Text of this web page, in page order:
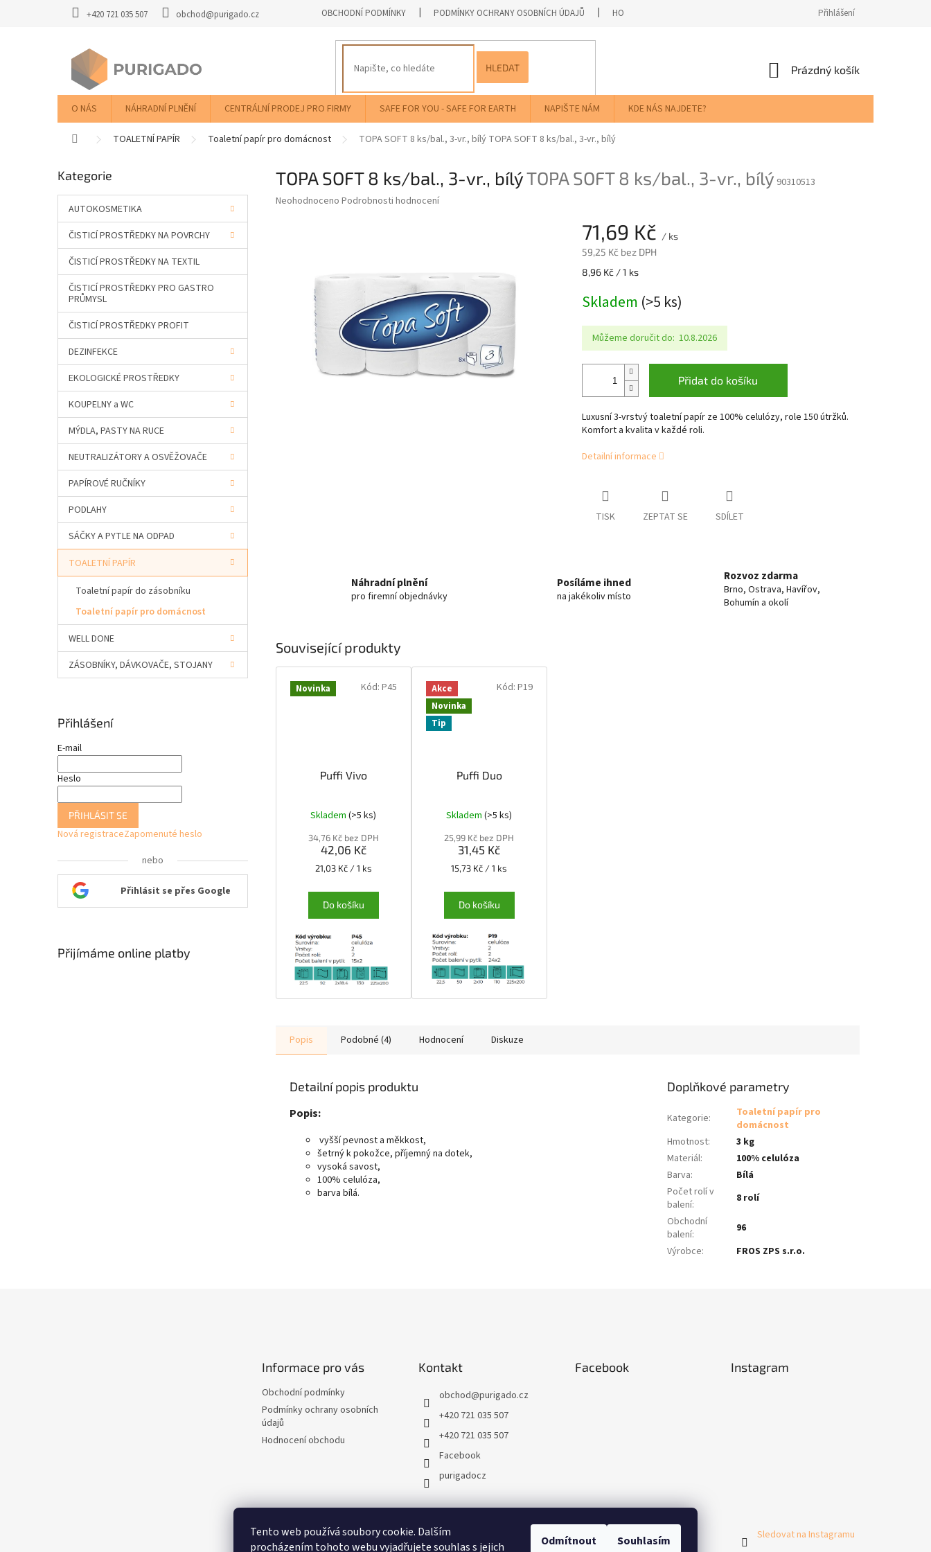
Tento web používá soubory cookie. Dalším
procházením tohoto webu vyjadřujete souhlas s jejich
Odmítnout Souhlasím
+420 721 035 507 obchod@purigado.cz OBCHODNÍ PODMÍNKY PODMÍNKY OCHRANY OSOBNÍCH ÚDAJŮ HODNOCENÍ OBCHODU Přihlášení
HLEDAT
NÁKUPNÍ
Prázdný košík
O NÁS NÁHRADNÍ PLNĚNÍ CENTRÁLNÍ PRODEJ PRO FIRMY SAFE FOR YOU - SAFE FOR EARTH NAPIŠTE NÁM KDE NÁS NAJDETE?
Domů TOALETNÍ PAPÍR Toaletní papír pro domácnost TOPA SOFT 8 ks/bal., 3-vr., bílý TOPA SOFT 8 ks/bal., 3-vr., bílý
o
s
r
n
a
l
Přeskočit
Kategorie
AUTOKOSMETIKA
ČISTICÍ PROSTŘEDKY NA POVRCHY
ČISTICÍ PROSTŘEDKY NA TEXTIL
ČISTICÍ PROSTŘEDKY PRO GASTRO
PRŮMYSL
ČISTICÍ PROSTŘEDKY PROFIT
DEZINFEKCE
EKOLOGICKÉ PROSTŘEDKY
KOUPELNY a WC
MÝDLA, PASTY NA RUCE
NEUTRALIZÁTORY A OSVĚŽOVAČE
PAPÍROVÉ RUČNÍKY
PODLAHY
SÁČKY A PYTLE NA ODPAD
TOALETNÍ PAPÍR
Toaletní papír do zásobníku
Toaletní papír pro domácnost
WELL DONE
ZÁSOBNÍKY, DÁVKOVAČE, STOJANY
Přihlášení
E-mail
Heslo
PŘIHLÁSIT SE
Nová registraceZapomenuté heslo
nebo
Přihlásit se přes Google
Přijímáme online platby
TOPA SOFT 8 ks/bal., 3-vr., bílýTOPA SOFT 8 ks/bal., 3-vr., bílý 90310513
Průměrné
hvězdiček.
Neohodnoceno Podrobnosti hodnocení
71,69 Kč / ks
59,25 Kč bez DPH
Měrná
8,96 Kč / 1 ks
Skladem (>5 ks)
Můžeme doručit do: 10.8.2026
Přidat do košíku
Luxusní 3-vrstvý toaletní papír ze 100% celulózy, role 150 útržků.
Komfort a kvalita v každé roli.
Detailní informace
TISK ZEPTAT SE SDÍLET
Náhradní plnění
pro firemní objednávky
Posíláme ihned
na jakékoliv místo
Rozvoz zdarma
Brno, Ostrava, Havířov,
Bohumín a okolí
Související produkty
Novinka
Puffi Vivo
Skladem(>5 ks)
34,76 Kč bez DPH
42,06 Kč
Měrná
21,03 Kč / 1 ks
Do košíku
Kód: P45
Akce
Novinka
Tip
Puffi Duo
Skladem(>5 ks)
25,99 Kč bez DPH
31,45 Kč
Měrná
15,73 Kč / 1 ks
Do košíku
Kód: P19
Popis Podobné (4) Hodnocení Diskuze
Detailní popis produktu
Popis:
vyšší pevnost a měkkost,
šetrný k pokožce, příjemný na dotek,
vysoká savost,
100% celulóza,
barva bílá.
Doplňkové parametry
Kategorie:
Toaletní papír pro
domácnost
Hmotnost:
3 kg
Materiál:
100% celulóza
Barva:
Bílá
Počet rolí v
balení:
8 rolí
Obchodní
balení:
96
Výrobce: FROS ZPS s.r.o.
Informace pro vás
Obchodní podmínky
Podmínky ochrany osobních
údajů
Hodnocení obchodu
Kontakt
obchod@purigado.cz
+420 721 035 507
+420 721 035 507
Facebook
purigadocz
Facebook Instagram
Sledovat na Instagramu